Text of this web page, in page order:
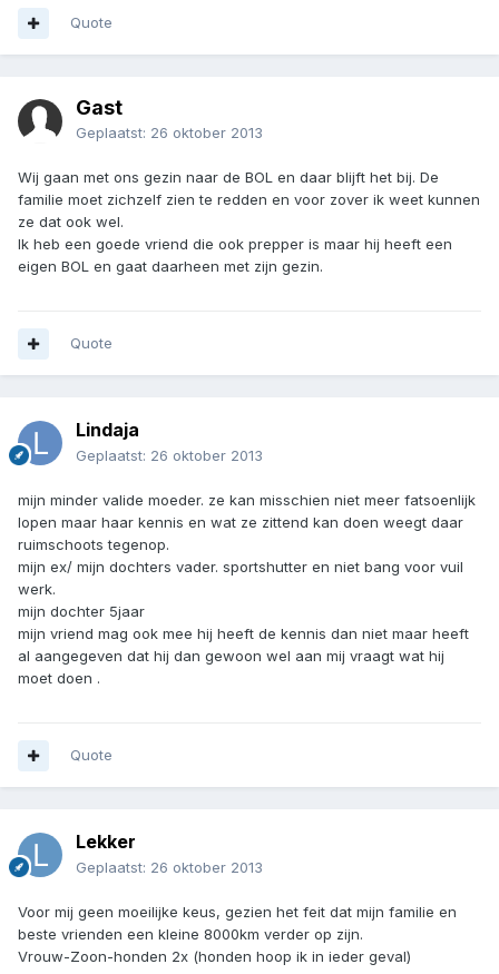
Quote
Gast
Geplaatst: 26 oktober 2013
Wij gaan met ons gezin naar de BOL en daar blijft het bij. De
familie moet zichzelf zien te redden en voor zover ik weet kunnen
ze dat ook wel.
Ik heb een goede vriend die ook prepper is maar hij heeft een
eigen BOL en gaat daarheen met zijn gezin.
Quote
Lindaja
Geplaatst: 26 oktober 2013
mijn minder valide moeder. ze kan misschien niet meer fatsoenlijk
lopen maar haar kennis en wat ze zittend kan doen weegt daar
ruimschoots tegenop.
mijn ex/ mijn dochters vader. sportshutter en niet bang voor vuil
werk.
mijn dochter 5jaar
mijn vriend mag ook mee hij heeft de kennis dan niet maar heeft
al aangegeven dat hij dan gewoon wel aan mij vraagt wat hij
moet doen .
Quote
Lekker
Geplaatst: 26 oktober 2013
Voor mij geen moeilijke keus, gezien het feit dat mijn familie en
beste vrienden een kleine 8000km verder op zijn.
Vrouw-Zoon-honden 2x (honden hoop ik in ieder geval)